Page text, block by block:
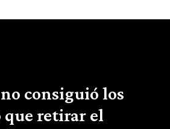
consiguió los
que retirar el